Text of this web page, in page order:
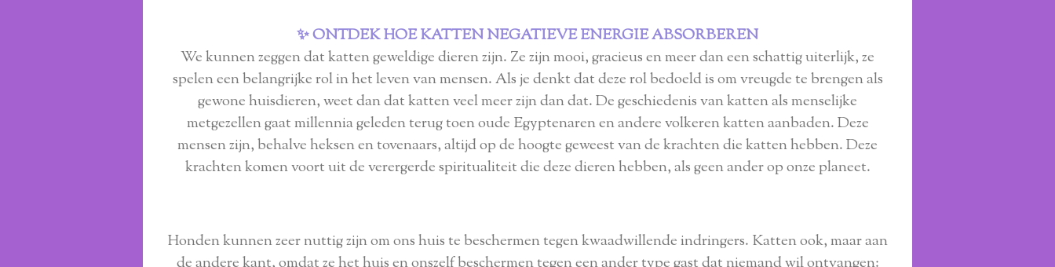
✨ ONTDEK HOE KATTEN NEGATIEVE ENERGIE ABSORBEREN
We kunnen zeggen dat katten geweldige dieren zijn. Ze zijn mooi, gracieus en meer dan een schattig uiterlijk, ze
spelen een belangrijke rol in het leven van mensen. Als je denkt dat deze rol bedoeld is om vreugde te brengen als
gewone huisdieren, weet dan dat katten veel meer zijn dan dat. De geschiedenis van katten als menselijke
metgezellen gaat millennia geleden terug toen oude Egyptenaren en andere volkeren katten aanbaden. Deze
mensen zijn, behalve heksen en tovenaars, altijd op de hoogte geweest van de krachten die katten hebben. Deze
krachten komen voort uit de verergerde spiritualiteit die deze dieren hebben, als geen ander op onze planeet.
Honden kunnen zeer nuttig zijn om ons huis te beschermen tegen kwaadwillende indringers. Katten ook, maar aan